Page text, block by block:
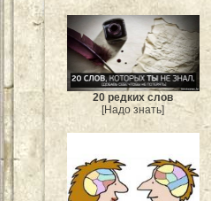
20 редких слов
[Надо знать]